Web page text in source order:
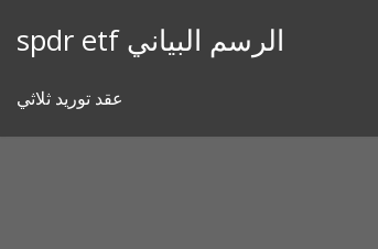
spdr etf الرسم البياني
عقد توريد ثلاثي